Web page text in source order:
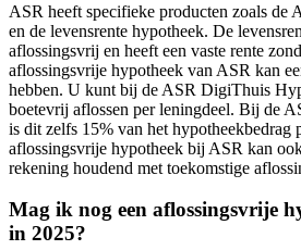
ASR heeft specifieke producten zoals de
en de levensrente hypotheek. De
aflossingsvrij en heeft een vaste rente
aflossingsvrije hypotheek van ASR kan
hebben. U kunt bij de ASR DigiThuis
boetevrij aflossen per leningdeel. Bij de
is dit zelfs 15% van het hypotheekbedrag
aflossingsvrije hypotheek bij ASR kan
rekening houdend met toekomstige
Mag ik nog een aflossingsvrije
in 2025?